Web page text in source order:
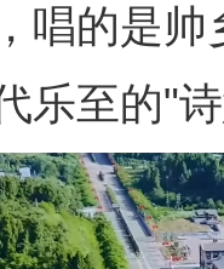
唱的是
乐至的"